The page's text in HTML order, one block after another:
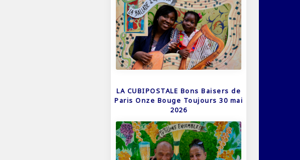
LA CUBIPOSTALE Bons Baisers de
Paris Onze Bouge Toujours 30 mai
2026